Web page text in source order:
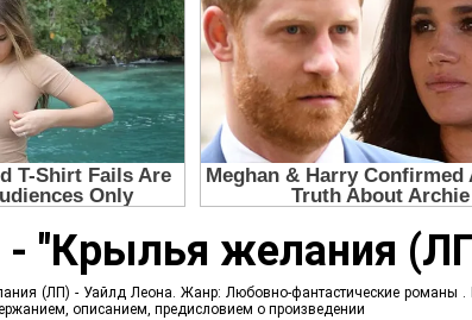
- "Крылья желания
(ЛП) - Уайлд Леона. Жанр: Любовно-фантастические
описанием, предисловием о произведении